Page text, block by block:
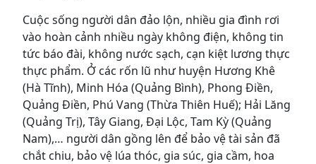
Cuộc sống người dân đảo lộn, nhiều gia đình rơi
vào hoàn cảnh nhiều ngày không điện, không tin
tức báo đài, không nước sạch, cạn kiệt lương thực
thực phẩm. Ở các rốn lũ như huyện Hương Khê
(Hà Tĩnh), Minh Hóa (Quảng Bình), Phong Điền,
Quảng Điền, Phú Vang (Thừa Thiên Huế); Hải Lăng
(Quảng Trị), Tây Giang, Đại Lộc, Tam Kỳ (Quảng
Nam),… người dân gồng lên để bảo vệ tài sản đã
chắt chiu, bảo vệ lúa thóc, gia súc, gia cầm, hoa